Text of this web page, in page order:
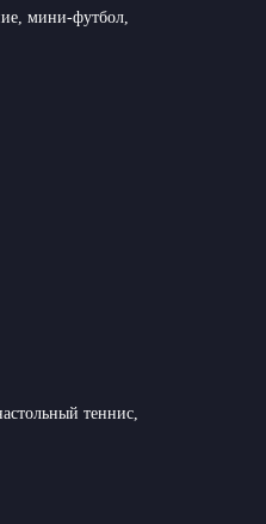
мини-футбол,
теннис,